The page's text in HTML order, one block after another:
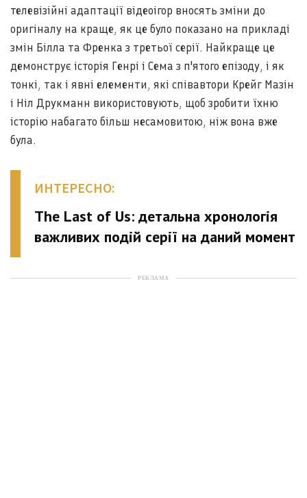
телевізійні адаптації відеоігор вносять зміни до
оригіналу на краще, як це було показано на прикладі
змін Білла та Френка з третьої серії. Найкраще це
демонструє історія Генрі і Сема з п'ятого епізоду, і як
тонкі, так і явні елементи, які співавтори Крейг Мазін
і Ніл Друкманн використовують, щоб зробити їхню
історію набагато більш несамовитою, ніж вона вже
була.
ИНТЕРЕСНО:
The Last of Us: детальна хронологія
важливих подій серії на даний момент
РЕКЛАМА